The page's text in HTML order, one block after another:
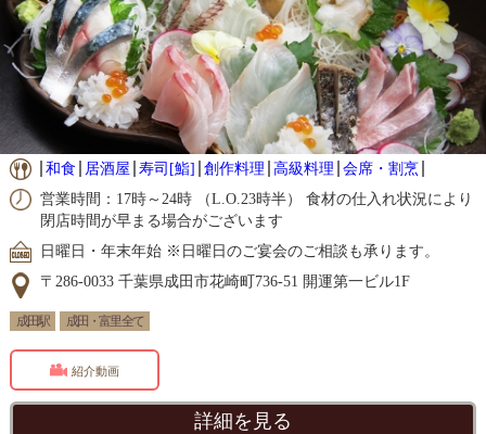
和食 居酒屋 寿司[鮨] 創作料理 高級料理 会席・割烹
営業時間：17時～24時 （L.O.23時半） 食材の仕入れ状況により
閉店時間が早まる場合がございます
日曜日・年末年始 ※日曜日のご宴会のご相談も承ります。
〒286-0033 千葉県成田市花崎町736-51 開運第一ビル1F
成田駅 成田・富里 全て
紹介動画
詳細を見る